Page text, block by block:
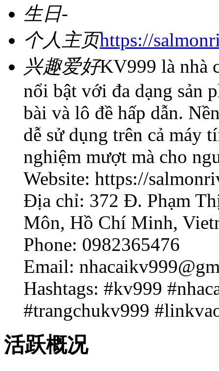
生日-
个人主页https://
兴趣爱好KV999 là nhà
nổi bật với đa dạng sản
bài và lô đề hấp dẫn.
dễ sử dụng trên cả máy
nghiệm mượt mà cho
Website: https://
Địa chỉ: 372 Đ. Phạm
Môn, Hồ Chí Minh,
Phone: 0982365476
Email:
Hashtags: #kv999
#trangchukv999
活跃概况